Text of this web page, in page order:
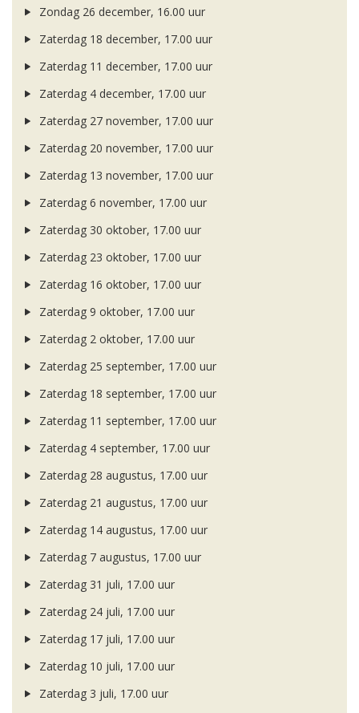
Zondag 26 december, 16.00 uur
Zaterdag 18 december, 17.00 uur
Zaterdag 11 december, 17.00 uur
Zaterdag 4 december, 17.00 uur
Zaterdag 27 november, 17.00 uur
Zaterdag 20 november, 17.00 uur
Zaterdag 13 november, 17.00 uur
Zaterdag 6 november, 17.00 uur
Zaterdag 30 oktober, 17.00 uur
Zaterdag 23 oktober, 17.00 uur
Zaterdag 16 oktober, 17.00 uur
Zaterdag 9 oktober, 17.00 uur
Zaterdag 2 oktober, 17.00 uur
Zaterdag 25 september, 17.00 uur
Zaterdag 18 september, 17.00 uur
Zaterdag 11 september, 17.00 uur
Zaterdag 4 september, 17.00 uur
Zaterdag 28 augustus, 17.00 uur
Zaterdag 21 augustus, 17.00 uur
Zaterdag 14 augustus, 17.00 uur
Zaterdag 7 augustus, 17.00 uur
Zaterdag 31 juli, 17.00 uur
Zaterdag 24 juli, 17.00 uur
Zaterdag 17 juli, 17.00 uur
Zaterdag 10 juli, 17.00 uur
Zaterdag 3 juli, 17.00 uur